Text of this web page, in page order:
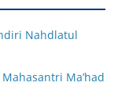
Nahdlatul
Ma’had